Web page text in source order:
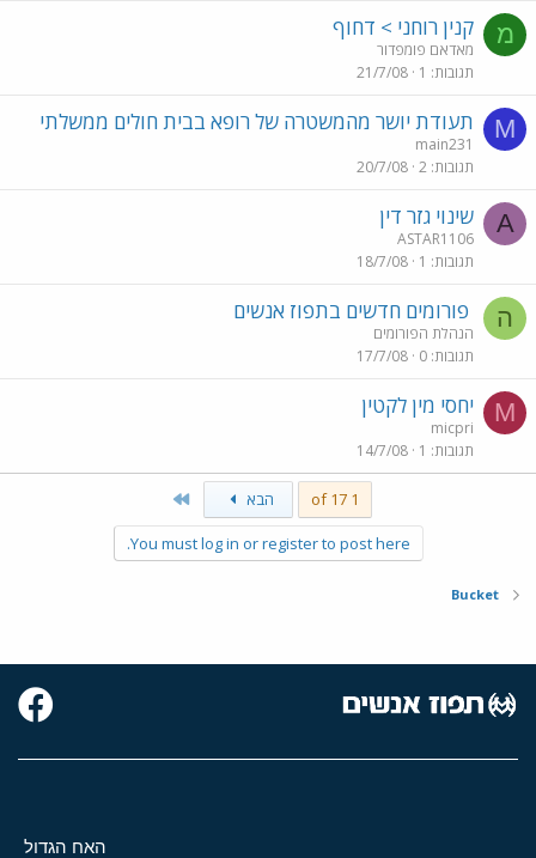
מ קנין רוחני > דחוף
מאדאם פומפדור
תגובות 1
21/7/08
M תעודת יושר מהמשטרה של רופא בבית חולים ממשלתי
main231
תגובות 2
20/7/08
A שינוי גזר דין
ASTAR1106
תגובות 1
18/7/08
ה פורומים חדשים בתפוז אנשים
הנהלת הפורומים
תגובות 0
17/7/08
M יחסי מין לקטין
micpri
תגובות 1
14/7/08
1 of 17 הבא
You must log in or register to post here.
Bucket
האח הגדול